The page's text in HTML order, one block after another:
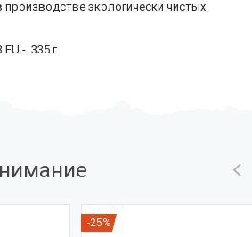
производстве экологически чистых
- 335 г.
-25%